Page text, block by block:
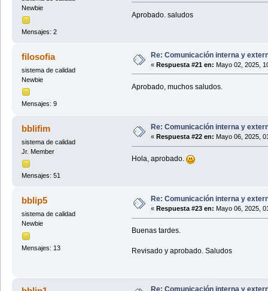
Newbie
Mensajes: 2
Aprobado. saludos
filosofia
sistema de calidad
Newbie
Mensajes: 9
Re: Comunicación interna y
« Respuesta #21 en: Mayo 02, 2025,
Aprobado, muchos saludos.
bblifim
sistema de calidad
Jr. Member
Mensajes: 51
Re: Comunicación interna y
« Respuesta #22 en: Mayo 06, 2025,
Hola, aprobado.
bblip5
sistema de calidad
Newbie
Mensajes: 13
Re: Comunicación interna y
« Respuesta #23 en: Mayo 06, 2025,
Buenas tardes.
Revisado y aprobado. Saludos
Re: Comunicación interna y